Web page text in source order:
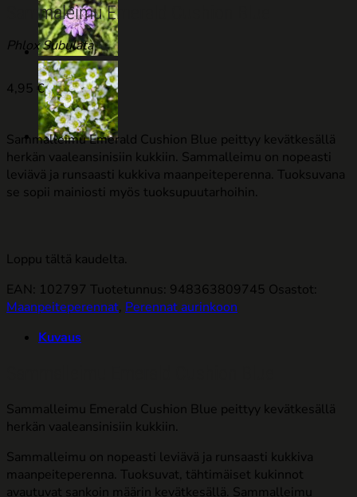
Sammaleimu Emerald Cushion Blue
Phlox Subulata
4,95 €
Sammalleimu Emerald Cushion Blue peittyy kevätkesällä
herkän vaaleansinisiin kukkiin. Sammalleimu on nopeasti
leviävä ja runsaasti kukkiva maanpeiteperenna. Tuoksuvana
se sopii mainiosti myös tuoksupuutarhoihin.
Loppu tältä kaudelta.
EAN: 102797 Tuotetunnus: 948363809745 Osastot:
Maanpeiteperennat, Perennat aurinkoon
Kuvaus
Sammalleimu Emerald Cushion Blue peittyy kevätkesällä
herkän vaaleansinisiin kukkiin.
Sammalleimu on nopeasti leviävä ja runsaasti kukkiva
maanpeiteperenna. Tuoksuvat, tähtimäiset kukinnot
avautuvat sankoin määrin kevätkesällä. Sammalleimu